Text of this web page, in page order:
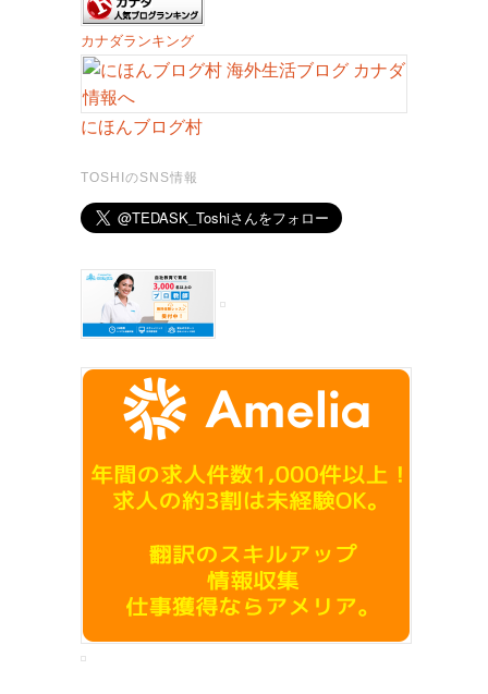
カナダランキング
にほんブログ村
TOSHIのSNS情報